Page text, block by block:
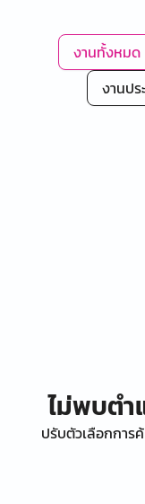
งานทั้งหมด
งานปร
ไม่พบต
ปรับตัวเลือกการ